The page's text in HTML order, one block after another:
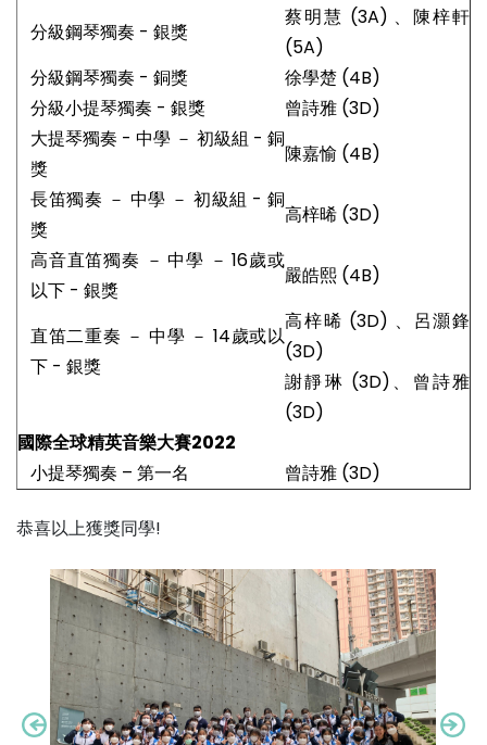
分級鋼琴獨奏 - 銀獎
蔡明慧 (3A) 、陳梓軒
(5A)
分級鋼琴獨奏 - 銅獎
徐學楚 (4B)
分級小提琴獨奏 - 銀獎
曾詩雅 (3D)
大提琴獨奏 - 中學 － 初級組 - 銅
獎
陳嘉愉 (4B)
長笛獨奏 － 中學 － 初級組 - 銅
獎
高梓晞 (3D)
高音直笛獨奏 － 中學 － 16歲或
以下 - 銀獎
嚴皓熙 (4B)
直笛二重奏 － 中學 － 14歲或以
下 - 銀獎
高梓晞 (3D) 、呂灝鋒
(3D)
謝靜琳 (3D)、曾詩雅
(3D)
國際全球精英音樂大賽2022
小提琴獨奏 – 第一名
曾詩雅 (3D)
恭喜以上獲獎同學!